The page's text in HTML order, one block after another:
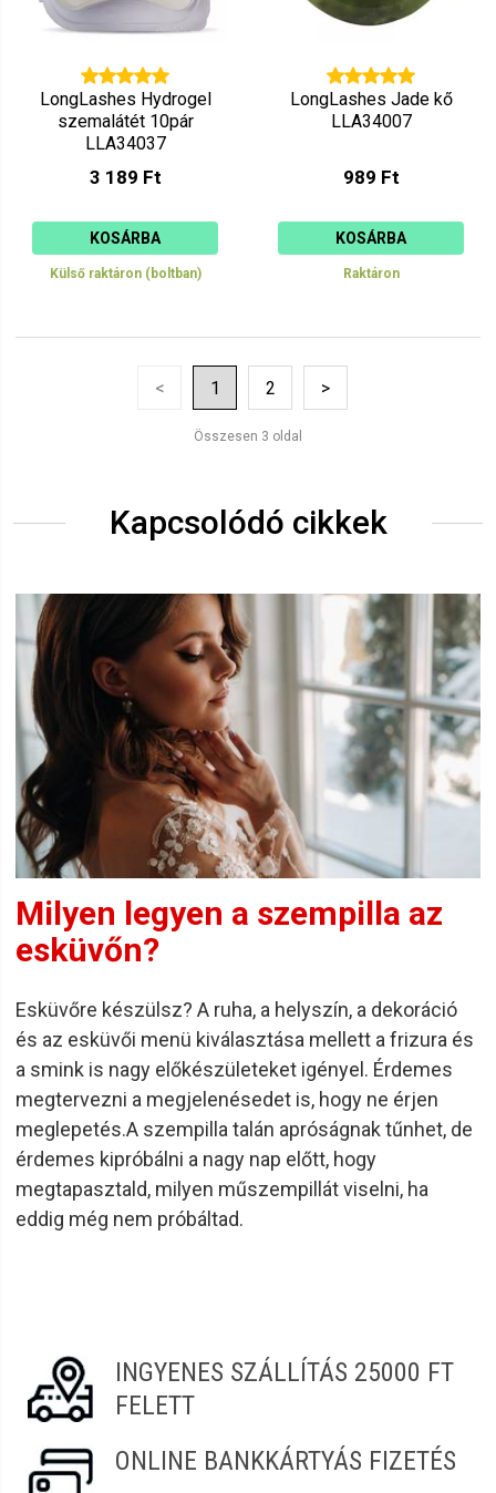
LongLashes Hydrogel
szemalátét 10pár
LLA34037
3 189 Ft
KOSÁRBA
Külső raktáron (boltban)
LongLashes Jade kő
LLA34007
989 Ft
KOSÁRBA
Raktáron
< 1 2 >
Összesen 3 oldal
Kapcsolódó cikkek
Milyen legyen a szempilla az
esküvőn?
Esküvőre készülsz? A ruha, a helyszín, a dekoráció
és az esküvői menü kiválasztása mellett a frizura és
a smink is nagy előkészületeket igényel. Érdemes
megtervezni a megjelenésedet is, hogy ne érjen
meglepetés.A szempilla talán apróságnak tűnhet, de
érdemes kipróbálni a nagy nap előtt, hogy
megtapasztald, milyen műszempillát viselni, ha
eddig még nem próbáltad.
INGYENES SZÁLLÍTÁS 25000 FT
FELETT
ONLINE BANKKÁRTYÁS FIZETÉS